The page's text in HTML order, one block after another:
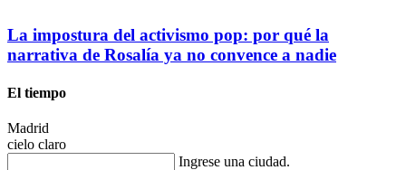
La impostura del activismo pop: por qué la
narrativa de Rosalía ya no convence a nadie
El tiempo
Madrid
cielo claro
Ingrese una ciudad.